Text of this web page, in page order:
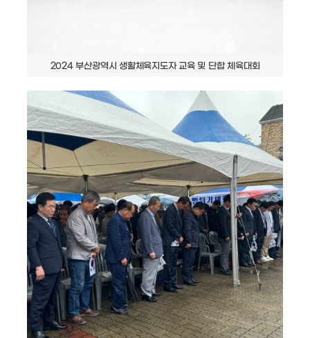
2024 부산광역시 생활체육지도자 교육 및 단합 체육대회